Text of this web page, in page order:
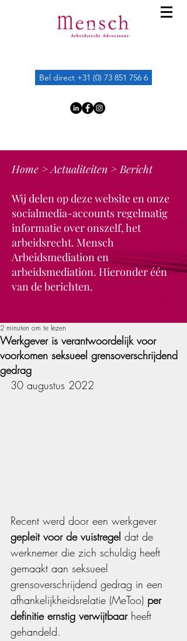
Bel direct +31 (0) 73 851 756 6
Home >Actualiteiten > Bericht
Wij delen op deze website en onze
socialmedia-accounts regelmatig
informatie over onszelf, het
arbeidsrecht. Mensch
Arbeidsmediation en
arbeidsmediation. Hieronder één
van de berichten.
Werkgever is verantwoordelijk voor
voorkomen seksueel grensoverschrijdend
gedrag
2 minuten om te lezen
30 augustus 2022
Recent werd door een werkgever
gepleit voor de vuistregel dat de
werknemer die zich schuldig heeft
gemaakt aan seksueel
grensoverschrijdend gedrag in een
afhankelijkheidsrelatie (MeToo) per
definitie ernstig verwijtbaar heeft
gehandeld.